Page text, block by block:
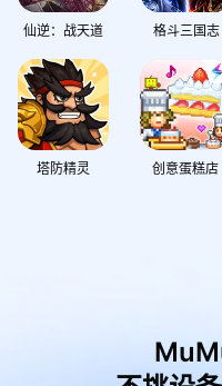
仙逆：战天道 格斗三国志
塔防精灵 创意蛋糕店